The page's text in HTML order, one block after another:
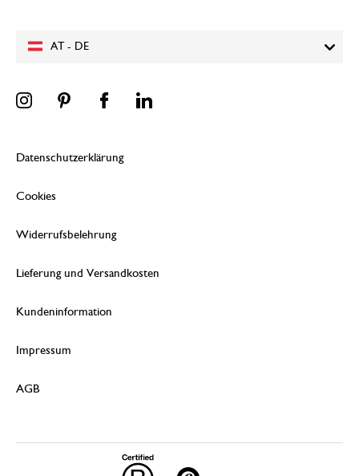
AT - DE
Datenschutzerklärung
Cookies
Widerrufsbelehrung
Lieferung und Versandkosten
Kundeninformation
Impressum
AGB